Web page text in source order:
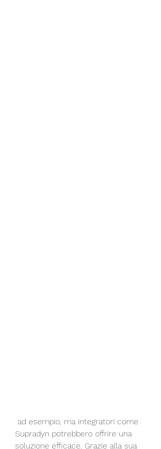
Supradyn potrebbero offrire una
soluzione efficace. Grazie alla sua